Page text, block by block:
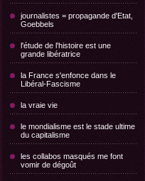
journalistes = propagande d'Etat,
Goebbels
l'étude de l'histoire est une
grande libératrice
la France s'enfonce dans le
Libéral-Fascisme
la vraie vie
le mondialisme est le stade ultime
du capitalisme
les collabos masqués me font
vomir de dégoût